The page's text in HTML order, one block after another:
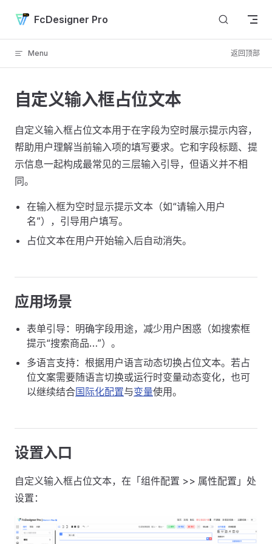
Skip to content
FcDesigner Pro
Menu 返回顶部
自定义输入框占位文本
自定义输入框占位文本用于在字段为空时展示提示内容，
帮助用户理解当前输入项的填写要求。它和字段标题、提
示信息一起构成最常见的三层输入引导，但语义并不相
同。
在输入框为空时显示提示文本（如“请输入用户
名”），引导用户填写。
占位文本在用户开始输入后自动消失。
应用场景
表单引导：明确字段用途，减少用户困惑（如搜索框
提示“搜索商品…”）。
多语言支持：根据用户语言动态切换占位文本。若占
位文案需要随语言切换或运行时变量动态变化，也可
以继续结合国际化配置与变量使用。
设置入口
自定义输入框占位文本，在「组件配置 >> 属性配置」处
设置：